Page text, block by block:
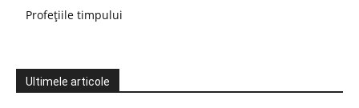
Profețiile timpului
Ultimele articole